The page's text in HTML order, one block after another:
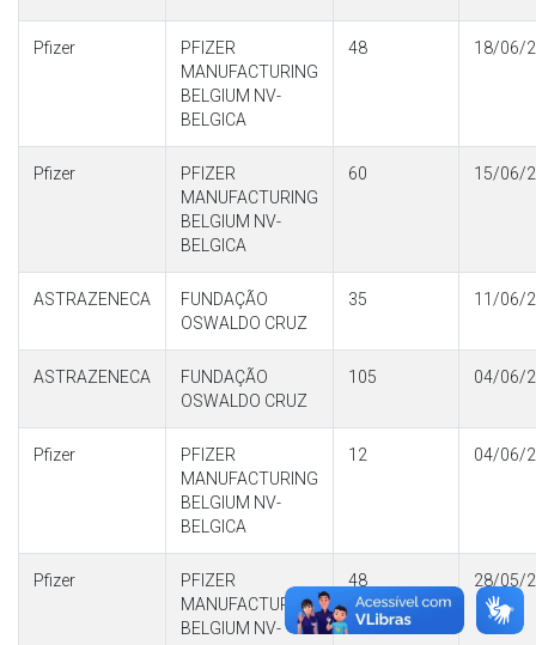
Pfizer
PFIZER
MANUFACTURING
BELGIUM NV-
BELGICA
48 18/06/
Pfizer
PFIZER
MANUFACTURING
BELGIUM NV-
BELGICA
60 15/06/
ASTRAZENECA
FUNDAÇÃO
OSWALDO CRUZ
35 11/06/
ASTRAZENECA
FUNDAÇÃO
OSWALDO CRUZ
105 04/06/
Pfizer
PFIZER
MANUFACTURING
BELGIUM NV-
BELGICA
12 04/06/
Pfizer
PFIZER
MANUFACTURING
BELGIUM NV-
48 28/05/